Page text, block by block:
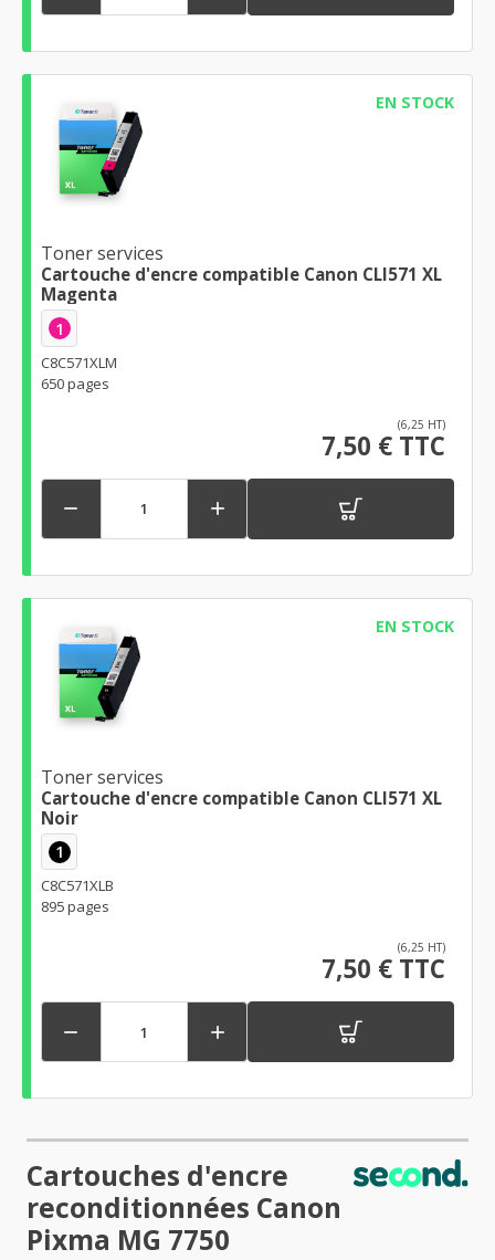
EN STOCK
Toner services
Cartouche d'encre compatible Canon CLI571 XL
Magenta
1
C8C571XLM
650 pages
(6,25 HT)
7,50 € TTC
 
EN STOCK
Toner services
Cartouche d'encre compatible Canon CLI571 XL
Noir
1
C8C571XLB
895 pages
(6,25 HT)
7,50 € TTC
 
Cartouches d'encre
reconditionnées Canon
Pixma MG 7750